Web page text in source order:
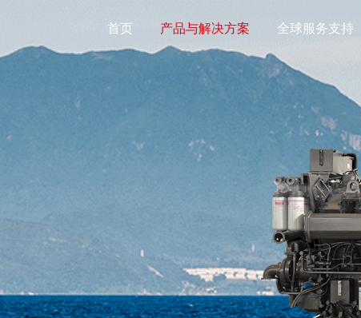
首页 产品与解决方案 全球服务支持